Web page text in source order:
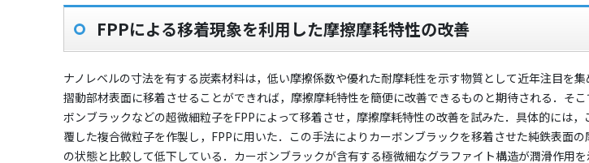
FPPによる移着現象を利用した摩擦摩耗特性の改善
ナノレベルの寸法を有する炭素材料は，低い摩擦係数や優れた耐摩耗性を示す物質として近年注目を
摺動部材表面に移着させることができれば，摩擦摩耗特性を簡便に改善できるものと期待される．そ
ボンブラックなどの超微細粒子をFPPによって移着させ，摩擦摩耗特性の改善を試みた．具体的には
覆した複合微粒子を作製し，FPPに用いた．この手法によりカーボンブラックを移着させた純鉄表面
の状態と比較して低下している．カーボンブラックが含有する極微細なグラファイト構造が潤滑作用